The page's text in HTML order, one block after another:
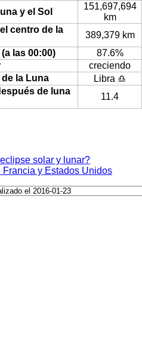
y el Sol
151,697,694
km
centro de la
389,379 km
las 00:00)
87.6%
creciendo
la Luna
Libra ♎
de luna
11.4
solar y lunar?
Francia y Estados Unidos
el 2016-01-23